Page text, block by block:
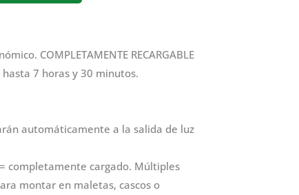
COMPLETAMENTE RECARGABLE
7 horas y 30 minutos.
automáticamente a la salida de luz
completamente cargado. Múltiples
montar en maletas, cascos o